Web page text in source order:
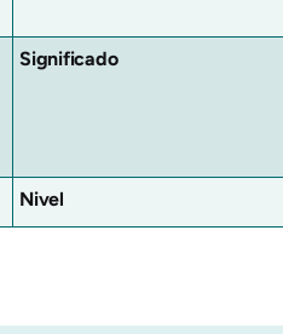
Significado
Nivel